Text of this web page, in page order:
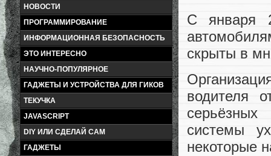
НОВОСТИ
ПРОГРАММИРОВАНИЕ
ИНФОРМАЦИОННАЯ БЕЗОПАСНОСТЬ
ЭТО ИНТЕРЕСНО
НАУЧНО-ПОПУЛЯРНОЕ
ГАДЖЕТЫ И УСТРОЙСТВА ДЛЯ ГИКОВ
ТЕКУЧКА
JAVASCRIPT
DIY ИЛИ СДЕЛАЙ САМ
ГАДЖЕТЫ
С января
скрыты в
водителя
серьёзных
системы
некоторые